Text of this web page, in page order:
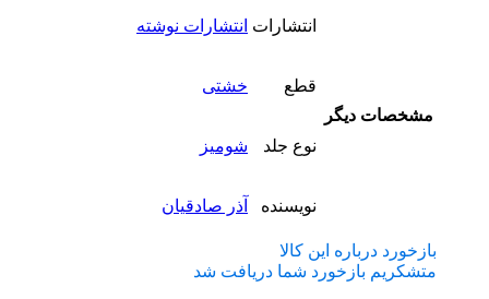
مشخصات دیگر
انتشارات انتشارات نوشته
قطع خشتی
نوع جلد شومیز
نویسنده آذر صادقیان
بازخورد درباره این کالا
متشکریم بازخورد شما دریافت شد